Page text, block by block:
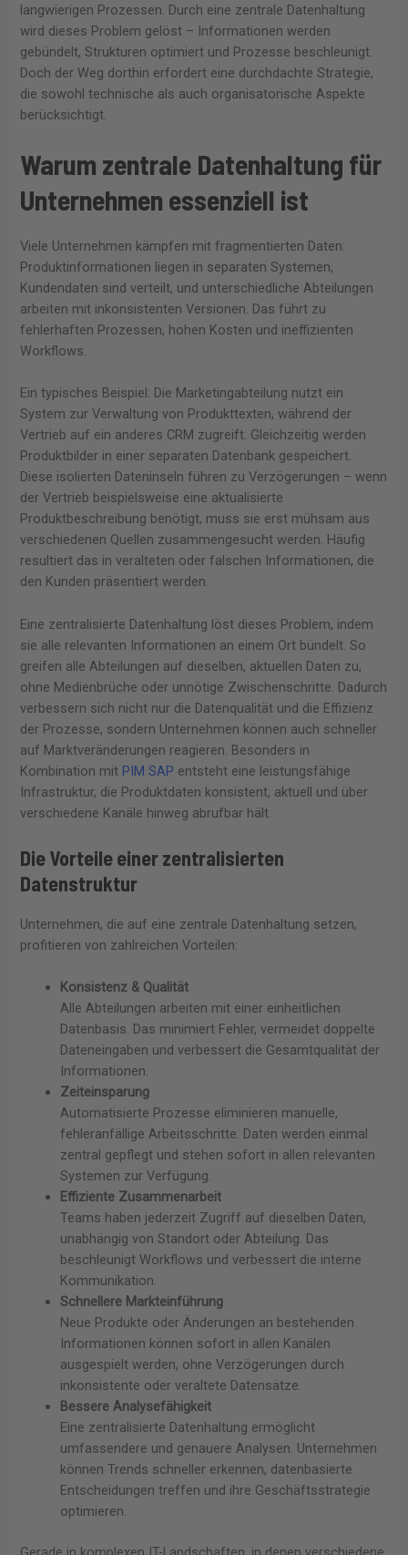
langwierigen Prozessen. Durch eine zentrale Datenhaltung
wird dieses Problem gelöst – Informationen werden
gebündelt, Strukturen optimiert und Prozesse beschleunigt.
Doch der Weg dorthin erfordert eine durchdachte Strategie,
die sowohl technische als auch organisatorische Aspekte
berücksichtigt.
Warum zentrale Datenhaltung für
Unternehmen essenziell ist
Viele Unternehmen kämpfen mit fragmentierten Daten:
Produktinformationen liegen in separaten Systemen,
Kundendaten sind verteilt, und unterschiedliche Abteilungen
arbeiten mit inkonsistenten Versionen. Das führt zu
fehlerhaften Prozessen, hohen Kosten und ineffizienten
Workflows.
Ein typisches Beispiel: Die Marketingabteilung nutzt ein
System zur Verwaltung von Produkttexten, während der
Vertrieb auf ein anderes CRM zugreift. Gleichzeitig werden
Produktbilder in einer separaten Datenbank gespeichert.
Diese isolierten Dateninseln führen zu Verzögerungen – wenn
der Vertrieb beispielsweise eine aktualisierte
Produktbeschreibung benötigt, muss sie erst mühsam aus
verschiedenen Quellen zusammengesucht werden. Häufig
resultiert das in veralteten oder falschen Informationen, die
den Kunden präsentiert werden.
Eine zentralisierte Datenhaltung löst dieses Problem, indem
sie alle relevanten Informationen an einem Ort bündelt. So
greifen alle Abteilungen auf dieselben, aktuellen Daten zu,
ohne Medienbrüche oder unnötige Zwischenschritte. Dadurch
verbessern sich nicht nur die Datenqualität und die Effizienz
der Prozesse, sondern Unternehmen können auch schneller
auf Marktveränderungen reagieren. Besonders in
Kombination mit PIM SAP entsteht eine leistungsfähige
Infrastruktur, die Produktdaten konsistent, aktuell und über
verschiedene Kanäle hinweg abrufbar hält.
Die Vorteile einer zentralisierten
Datenstruktur
Unternehmen, die auf eine zentrale Datenhaltung setzen,
profitieren von zahlreichen Vorteilen:
Konsistenz & Qualität
Alle Abteilungen arbeiten mit einer einheitlichen
Datenbasis. Das minimiert Fehler, vermeidet doppelte
Dateneingaben und verbessert die Gesamtqualität der
Informationen.
Zeiteinsparung
Automatisierte Prozesse eliminieren manuelle,
fehleranfällige Arbeitsschritte. Daten werden einmal
zentral gepflegt und stehen sofort in allen relevanten
Systemen zur Verfügung.
Effiziente Zusammenarbeit
Teams haben jederzeit Zugriff auf dieselben Daten,
unabhängig von Standort oder Abteilung. Das
beschleunigt Workflows und verbessert die interne
Kommunikation.
Schnellere Markteinführung
Neue Produkte oder Änderungen an bestehenden
Informationen können sofort in allen Kanälen
ausgespielt werden, ohne Verzögerungen durch
inkonsistente oder veraltete Datensätze.
Bessere Analysefähigkeit
Eine zentralisierte Datenhaltung ermöglicht
umfassendere und genauere Analysen. Unternehmen
können Trends schneller erkennen, datenbasierte
Entscheidungen treffen und ihre Geschäftsstrategie
optimieren.